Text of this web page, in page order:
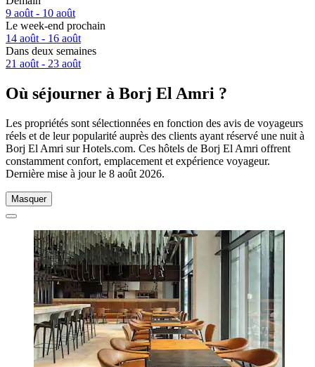
9 août - 10 août
Le week-end prochain
14 août - 16 août
Dans deux semaines
21 août - 23 août
Où séjourner à Borj El Amri ?
Les propriétés sont sélectionnées en fonction des avis de voyageurs
réels et de leur popularité auprès des clients ayant réservé une nuit à
Borj El Amri sur Hotels.com. Ces hôtels de Borj El Amri offrent
constamment confort, emplacement et expérience voyageur.
Dernière mise à jour le 8 août 2026.
Masquer